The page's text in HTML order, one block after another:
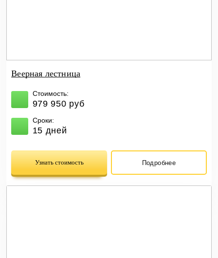
Веерная лестница
Стоимость:
979 950 руб
Сроки:
15 дней
Узнать стоимость Подробнее